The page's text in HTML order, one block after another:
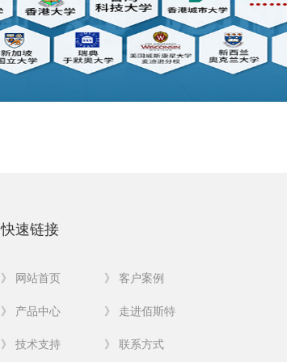
快速链接
》 网站首页 》 客户案例
》 产品中心 》 走进佰斯特
》 技术支持 》 联系方式